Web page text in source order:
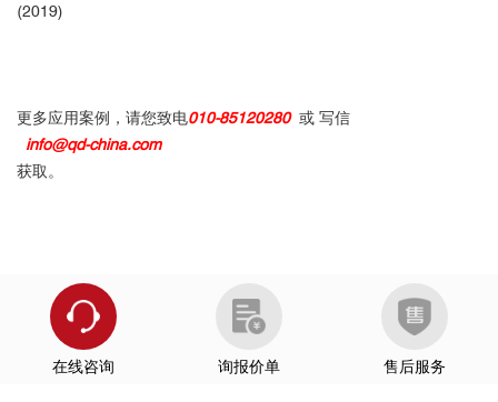
(2019)
更多应用案例，请您致电010-85120280 或 写信
info@qd-china.com
获取。
在线咨询 询报价单 售后服务